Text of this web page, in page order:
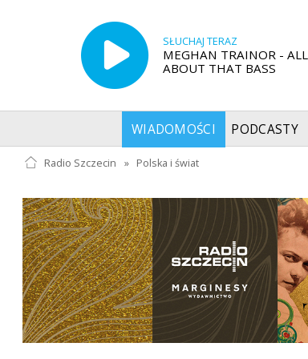
SŁUCHAJ TERAZ
MEGHAN TRAINOR - ALL
ABOUT THAT BASS
WIADOMOŚCI PODCASTY
Radio Szczecin » Polska i świat